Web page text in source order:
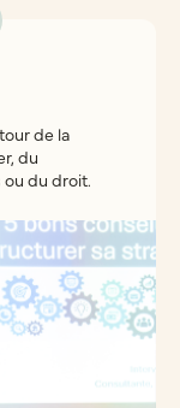
de la
du
du droit.